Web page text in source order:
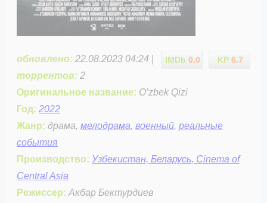
KP 6.7
IMDb 0.0
обновлено: 22.08.2023 04:24 |
торрентов: 2
Оригинальное название: O’zbek Qizi
Год: 2022
Жанр: драма, мелодрама, военный, реальные
события
Производство: Узбекистан, Беларусь, Cinema of
Central Asia
Режиссер: Акбар Бектурдиев